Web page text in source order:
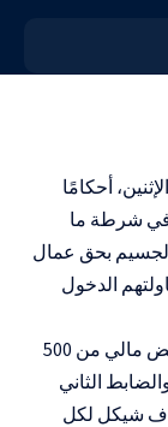
أحكامًا
بسيطة، بحق 4 ضباط في شرطة ما
بحق عمال
الدخول
وأدين ضابط القوة بالسجن 4 سنوات ودفع تعويض مالي من 500
شيكل لكل ضحية من العمال ال 10، والضابط الثاني
سنوات مع تعويض من 1000 إلى 5 آلاف شيكل لكل